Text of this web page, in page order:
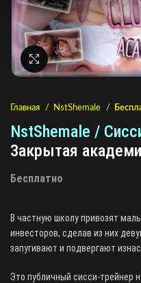
Нажмите, чтобы
Главная NstShemale
NstShemale /
Закрытая
Бесплатно
В частную школу привозят
инвесторов, сделав из них
запугивают и подвергают
Это публичный сисси-трейнер